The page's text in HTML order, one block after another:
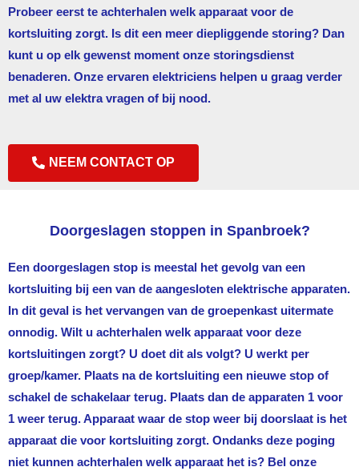
Probeer eerst te achterhalen welk apparaat voor de
kortsluiting zorgt. Is dit een meer diepliggende storing? Dan
kunt u op elk gewenst moment onze storingsdienst
benaderen. Onze ervaren elektriciens helpen u graag verder
met al uw elektra vragen of bij nood.
NEEM CONTACT OP
Doorgeslagen stoppen in Spanbroek?
Een doorgeslagen stop is meestal het gevolg van een
kortsluiting bij een van de aangesloten elektrische apparaten.
In dit geval is het vervangen van de groepenkast uitermate
onnodig. Wilt u achterhalen welk apparaat voor deze
kortsluitingen zorgt? U doet dit als volgt? U werkt per
groep/kamer. Plaats na de kortsluiting een nieuwe stop of
schakel de schakelaar terug. Plaats dan de apparaten 1 voor
1 weer terug. Apparaat waar de stop weer bij doorslaat is het
apparaat die voor kortsluiting zorgt. Ondanks deze poging
niet kunnen achterhalen welk apparaat het is? Bel onze